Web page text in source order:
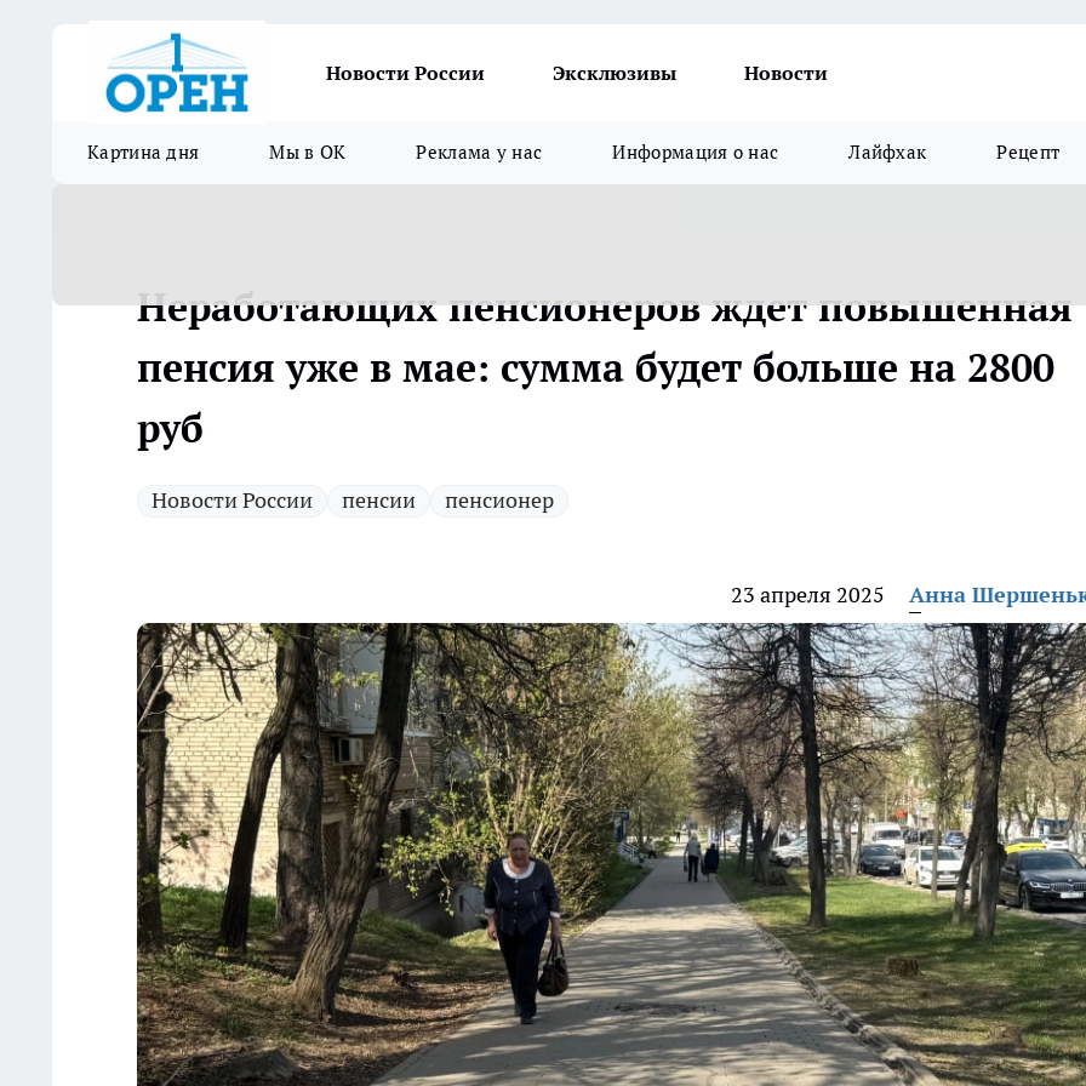
Новости России Эксклюзивы Новости
Картина дня Мы в ОК Реклама у нас Информация о нас Лайфхак Рецепт
Неработающих пенсионеров ждет повышенная
пенсия уже в мае: сумма будет больше на 2800
руб
Новости России пенсии пенсионер
23 апреля 2025 Анна